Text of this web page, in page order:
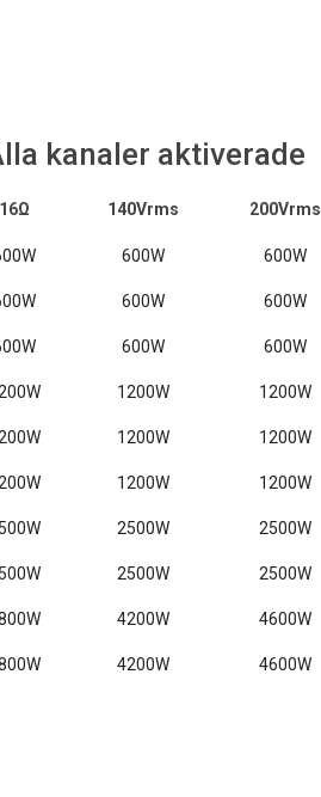
kanaler aktiverade
16Ω 140Vrms 200Vrms
600W 600W
600W 600W
600W 600W
1200W 1200W
1200W 1200W
1200W 1200W
2500W 2500W
2500W 2500W
4200W 4600W
4200W 4600W